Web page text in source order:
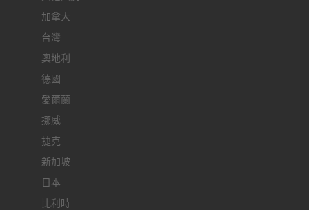
加拿大
台灣
奧地利
德國
愛爾蘭
挪威
捷克
新加坡
日本
比利時